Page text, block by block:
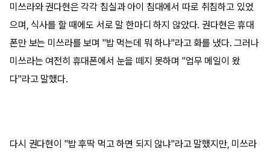
미쓰라와 권다현은 각각 침실과 아이 침대에서 따로 취침하고 있었
으며, 식사를 할 때에도 서로 말 한마디 하지 않았다. 권다현은 휴대
폰만 보는 미쓰라를 보며 "밥 먹는데 뭐 하냐"라고 화를 냈다. 그러나
미쓰라는 여전히 휴대폰에서 눈을 떼지 못하며 "업무 메일이 왔
다"라고 말했다.
다시 권다현이 "밥 후딱 먹고 하면 되지 않냐"라고 말했지만, 미쓰라